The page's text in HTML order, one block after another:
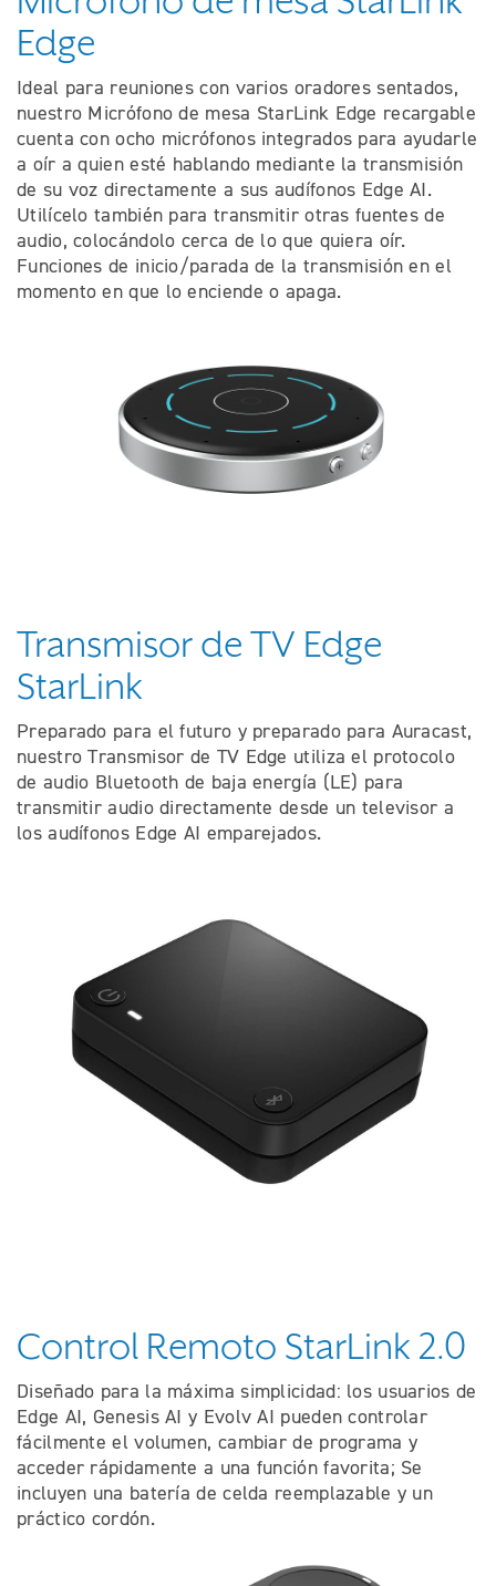
Edge
Ideal para reuniones con varios oradores sentados,
nuestro Micrófono de mesa StarLink Edge recargable
cuenta con ocho micrófonos integrados para ayudarle
a oír a quien esté hablando mediante la transmisión
de su voz directamente a sus audífonos Edge AI.
Utilícelo también para transmitir otras fuentes de
audio, colocándolo cerca de lo que quiera oír.
Funciones de inicio/parada de la transmisión en el
momento en que lo enciende o apaga.
Transmisor de TV Edge
StarLink
Preparado para el futuro y preparado para Auracast,
nuestro Transmisor de TV Edge utiliza el protocolo
de audio Bluetooth de baja energía (LE) para
transmitir audio directamente desde un televisor a
los audífonos Edge AI emparejados.
Control Remoto StarLink 2.0
Diseñado para la máxima simplicidad: los usuarios de
Edge AI, Genesis AI y Evolv AI pueden controlar
fácilmente el volumen, cambiar de programa y
acceder rápidamente a una función favorita; Se
incluyen una batería de celda reemplazable y un
práctico cordón.